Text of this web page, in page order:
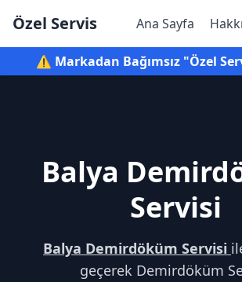
Özel Servis Ana Sayfa
⚠️ Markadan Bağımsız "Özel
Balya
Servisi
Balya Demirdöküm Servisi
geçerek Demirdöküm